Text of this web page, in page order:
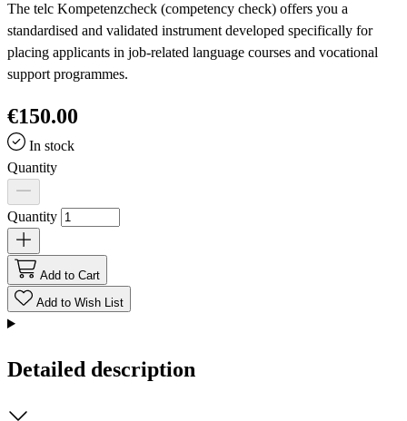
The telc Kompetenzcheck (competency check) offers you a
standardised and validated instrument developed specifically for
placing applicants in job-related language courses and vocational
support programmes.
€150.00
In stock
Quantity
Quantity
Add to Cart
Add to Wish List
Detailed description